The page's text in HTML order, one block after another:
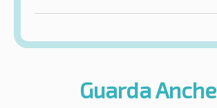
Guarda Anche